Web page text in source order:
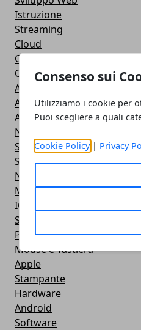
Consenso sui
Utilizziamo i cookie per
Puoi scegliere a quali
Cookie Policy| Privacy
Istruzione
Streaming
Cloud
Casa e fai da te
Cuffie e Auricolari
Altoparlanti
Action Camera
Android
Navigazione
Smart TV
Smartphone
Notebook
Monitor
IOS
Smartwatch
Power Bank
Mouse e Tastiera
Apple
Stampante
Hardware
Android
Software